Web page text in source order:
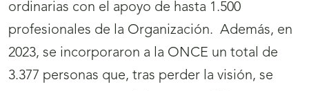
ordinarias con el apoyo de hasta 1.500
profesionales de la Organización. Además, en
2023, se incorporaron a la ONCE un total de
3.377 personas que, tras perder la visión, se